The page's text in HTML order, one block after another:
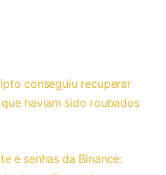
conseguiu recuperar
haviam sido roubados
e senhas da Binance: